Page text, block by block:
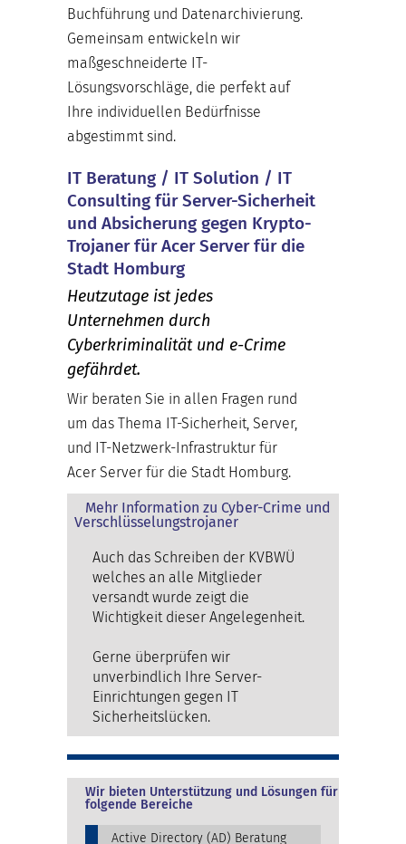
Buchführung und Datenarchivierung.
Gemeinsam entwickeln wir
maßgeschneiderte IT-
Lösungsvorschläge, die perfekt auf
Ihre individuellen Bedürfnisse
abgestimmt sind.
IT Beratung / IT Solution / IT
Consulting für Server-Sicherheit
und Absicherung gegen Krypto-
Trojaner für Acer Server für die
Stadt Homburg
Heutzutage ist jedes
Unternehmen durch
Cyberkriminalität und e-Crime
gefährdet.
Wir beraten Sie in allen Fragen rund
um das Thema IT-Sicherheit, Server,
und IT-Netzwerk-Infrastruktur für
Acer Server für die Stadt Homburg.
Mehr Information zu Cyber-Crime und
Verschlüsselungstrojaner
Auch das Schreiben der KVBWÜ
welches an alle Mitglieder
versandt wurde zeigt die
Wichtigkeit dieser Angelegenheit.
Gerne überprüfen wir
unverbindlich Ihre Server-
Einrichtungen gegen IT
Sicherheitslücken.
Wir bieten Unterstützung und Lösungen für
folgende Bereiche
Active Directory (AD) Beratung